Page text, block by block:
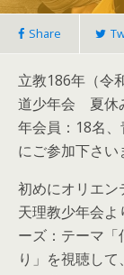
Share
立教186年（令
道少年会 夏休
年会員：18名
にご参加下さい
初めにオリエン
天理教少年会よ
ーズ：テーマ
り」を視聴し